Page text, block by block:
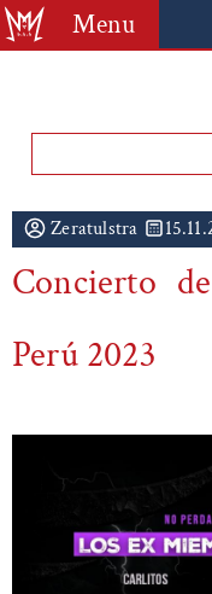
Menu
Zeratulstra
Concierto
Perú 2023